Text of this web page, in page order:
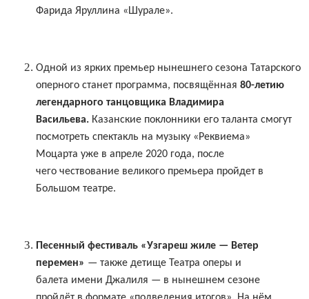
Фарида Яруллина «Шурале».
Одной из ярких премьер нынешнего сезона Татарского
оперного станет программа, посвящённая 80-летию
легендарного танцовщика Владимира
Васильева. Казанские поклонники его таланта смогут
посмотреть спектакль на музыку «Реквиема»
Моцарта уже в апреле 2020 года, после
чего чествование великого премьера пройдет в
Большом театре.
Песенный фестиваль «Узгареш жиле — Ветер
перемен» — также детище Театра оперы и
балета имени Джалиля — в нынешнем сезоне